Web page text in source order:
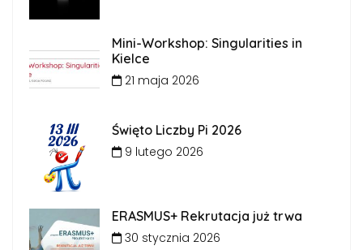
Mini-Workshop: Singularities in
Kielce
21 maja 2026
Święto Liczby Pi 2026
9 lutego 2026
ERASMUS+ Rekrutacja już trwa
30 stycznia 2026